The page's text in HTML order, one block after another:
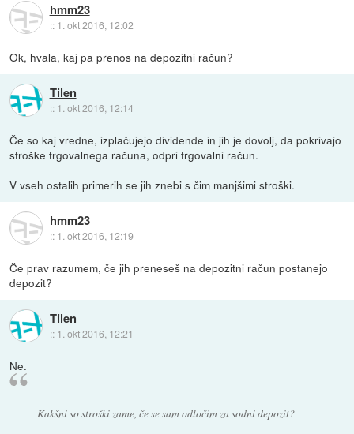
hmm23
:: 1. okt 2016, 12:02
Ok, hvala, kaj pa prenos na depozitni račun?
Tilen
:: 1. okt 2016, 12:14
Če so kaj vredne, izplačujejo dividende in jih je dovolj, da pokrivajo
stroške trgovalnega računa, odpri trgovalni račun.
V vseh ostalih primerih se jih znebi s čim manjšimi stroški.
hmm23
:: 1. okt 2016, 12:19
Če prav razumem, če jih preneseš na depozitni račun postanejo
depozit?
Tilen
:: 1. okt 2016, 12:21
Ne.
Kakšni so stroški zame, če se sam odločim za sodni depozit?